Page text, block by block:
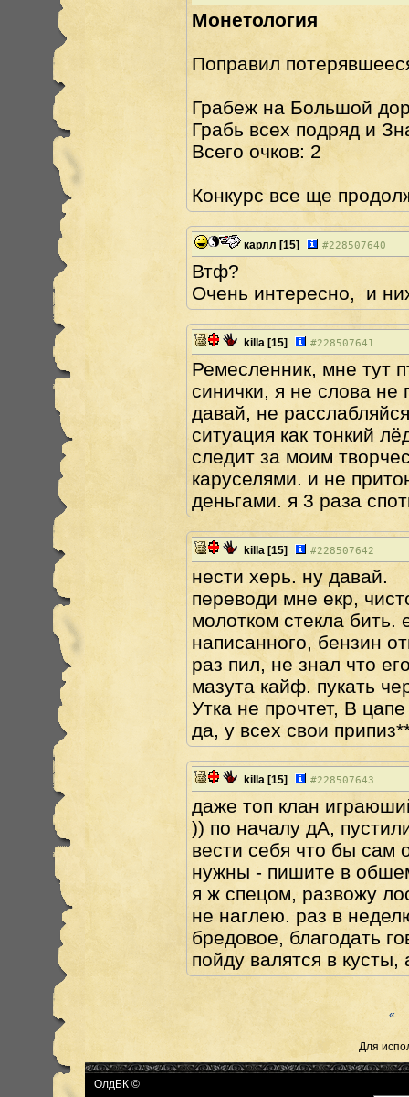
Монетология
Поправил
Грабеж на Большой
Грабь всех подряд и
Всего очков: 2
Конкурс все ще
карлл [15] #228507640
Втф?
Очень интересно, и
killa [15] #228507641
Ремесленник, мне тут
синички, я не слова не
давай, не
ситуация как тонкий
следит за моим
каруселями. и не
деньгами. я 3 раза
killa [15] #228507642
нести херь. ну давай.
переводи мне екр,
молотком стекла бить.
написанного, бензин
раз пил, не знал что
мазута кайф. пукать
Утка не прочтет, B
да, у всех свои
killa [15] #228507643
даже топ клан
)) по началу дА,
вести себя что бы сам
нужны - пишите в
я ж спецом, развожу
не наглею. раз в
бредовое, благодать
пойду валятся в
«
Для
ОлдБК ©